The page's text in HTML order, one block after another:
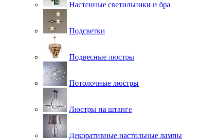
Настенные светильники и бра
Подсветки
Подвесные люстры
Потолочные люстры
Люстры на штанге
Декоративные настольные лампы